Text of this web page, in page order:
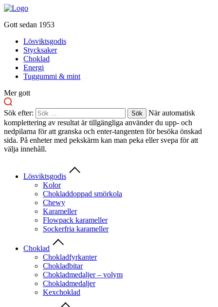
Gott sedan 1953
Lösviktsgodis
Stycksaker
Choklad
Energi
Tuggummi & mint
Mer gott
Sök efter:
När automatisk
komplettering av resultat är tillgängliga använder du upp- och
nedpilarna för att granska och enter-tangenten för besöka önskad
sida. På enheter med pekskärm kan man peka eller svepa för att
välja innehåll.
Lösviktsgodis
Kolor
Chokladdoppad smörkola
Chewy
Karameller
Flowpack karameller
Sockerfria karameller
Choklad
Chokladfyrkanter
Chokladbitar
Chokladmedaljer – volym
Chokladmedaljer
Kexchoklad